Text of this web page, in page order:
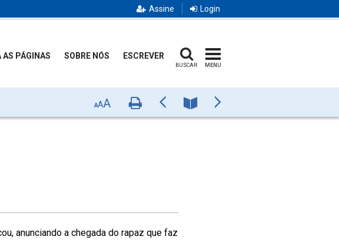
Assine Login
AS PÁGINAS SOBRE NÓS ESCREVER
BUSCAR MENU
AAA ImprimirAnterior NúmeroPróximo
anunciando a chegada do rapaz que faz